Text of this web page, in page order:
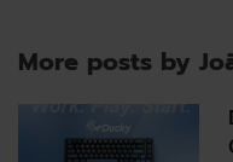
More posts by